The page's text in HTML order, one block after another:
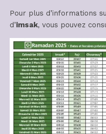
Pour plus d’informations
d’imsak, vous pouvez